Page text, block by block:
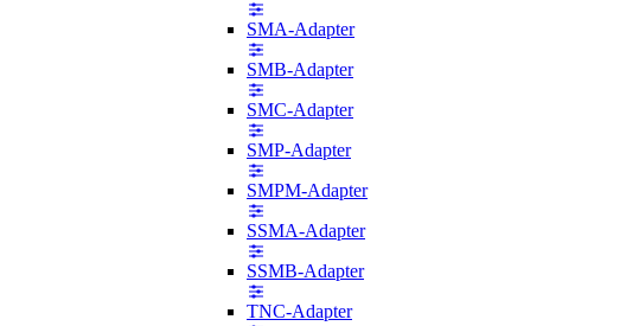
SMA-Adapter
SMB-Adapter
SMC-Adapter
SMP-Adapter
SMPM-Adapter
SSMA-Adapter
SSMB-Adapter
TNC-Adapter